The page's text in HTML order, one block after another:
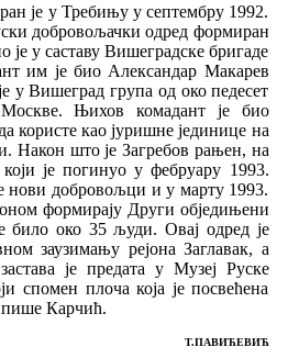
је у Требињу у септембру 1992.
добровољачки одред формиран
у саставу Вишеградске бригаде
им је био Александар Макарев
у Вишеград група од око педесет
Њихов комадант је био
користе као јуришне јединице на
Након што је Загребов рањен, на
је погинуо у фебруару 1993.
нови добровољци и у марту 1993.
формирају Други обједињени
било око 35 људи. Овај одред је
заузимању рејона Заглавак, а
је предата у Музеј Руске
спомен плоча која је посвећена
пише Карчић.
Т.ПАВИЋЕВИЋ